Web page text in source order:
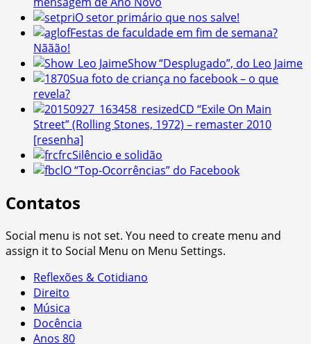
O setor primário que nos salve!
Festas de faculdade em fim de semana?
Nããão!
Show “Desplugado”, do Leo Jaime
Sua foto de criança no facebook – o que
revela?
CD “Exile On Main
Street” (Rolling Stones, 1972) – remaster 2010
[resenha]
Silêncio e solidão
O “Top-Ocorrências” do Facebook
Contatos
Social menu is not set. You need to create menu and
assign it to Social Menu on Menu Settings.
Reflexões & Cotidiano
Direito
Música
Docência
Anos 80